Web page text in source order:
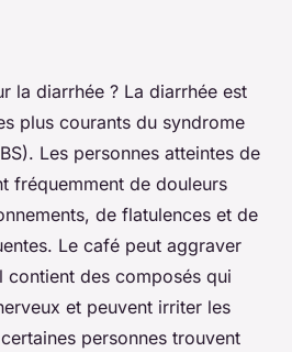
la diarrhée ? La diarrhée est
plus courants du syndrome
Les personnes atteintes de
fréquemment de douleurs
de flatulences et de
Le café peut aggraver
contient des composés qui
et peuvent irriter les
personnes trouvent